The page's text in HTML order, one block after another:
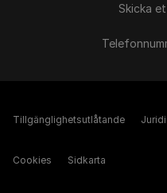
Skicka
Tillgänglighetsutlåtande
Cookies Sidkarta